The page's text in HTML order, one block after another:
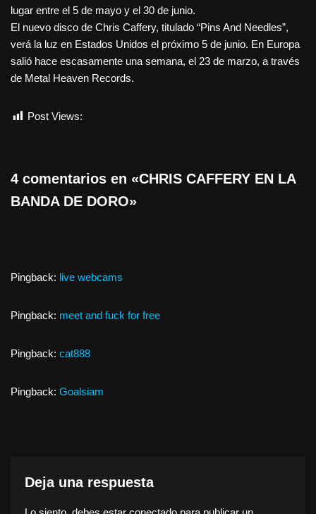
lugar entre el 5 de mayo y el 30 de junio.
El nuevo disco de Chris Caffery, titulado “Pins And Needles”,
verá la luz en Estados Unidos el próximo 5 de junio. En Europa
salió hace escasamente una semana, el 23 de marzo, a través
de Metal Heaven Records.
Post Views:
4 comentarios en «CHRIS CAFFERY EN LA
BANDA DE DORO»
Pingback: live webcams
Pingback: meet and fuck for free
Pingback: cat888
Pingback: Goalsiam
Deja una respuesta